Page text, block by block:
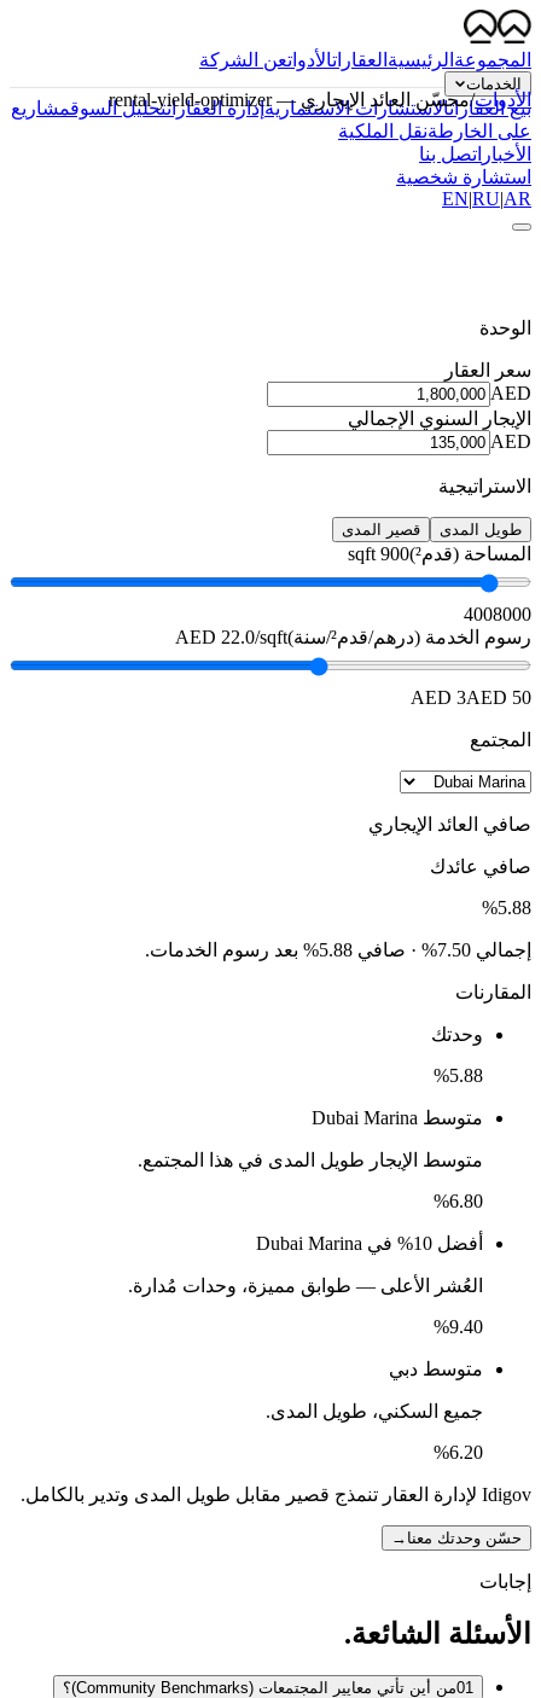
المجموعة الرئيسية العقاراتالأدواتعن الشركة
الخدمات
بيع العقاراتالاستشارات الاستثماريةإدارة العقاراتتحليل السوقمشاريع
على الخارطةنقل الملكية
الأخبار اتصل بنا
استشارة شخصية
EN|RU|AR
الأدوات/محسّن العائد الإيجاري —
rental-yield-optimizer
الوحدة
سعر العقار
AED
الإيجار السنوي الإجمالي
AED
الاستراتيجية
طويل المدى قصير المدى
المساحة (قدم²) 900 sqft
4008000
رسوم الخدمة (درهم/قدم²/سنة)
AED 22.0/sqft
AED 3AED 50
المجتمع
صافي العائد الإيجاري
صافي عائدك
5.88
%
إجمالي 7.50% · صافي 5.88% بعد رسوم الخدمات.
المقارنات
وحدتك
5.88
%
متوسط Dubai Marina
متوسط الإيجار طويل المدى في هذا المجتمع.
6.80
%
أفضل 10% في Dubai Marina
العُشر الأعلى — طوابق مميزة، وحدات مُدارة.
9.40
%
متوسط دبي
جميع السكني، طويل المدى.
6.20
%
Idigov لإدارة العقار تنمذج قصير مقابل طويل المدى وتدير بالكامل.
حسّن وحدتك معنا →
إجابات
الأسئلة الشائعة.
01من أين تأتي معايير المجتمعات (Community Benchmarks)؟